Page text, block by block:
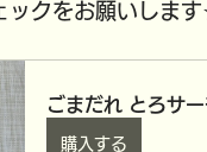
ックをお願いしま
ごまだれ とろサ
購入する